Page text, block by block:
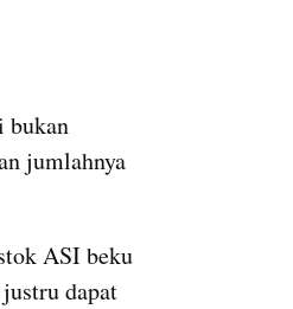
bukan
jumlahnya
ASI beku
dapat